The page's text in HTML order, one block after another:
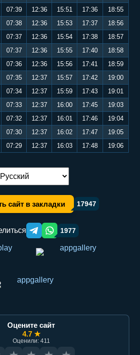
07:39 12:36 15:51 17:36
18:55
07:38 12:36 15:53 17:37
18:56
07:37 12:36 15:54 17:38
18:57
07:37 12:36 15:55 17:40
18:58
07:36 12:36 15:56 17:41
18:59
07:35 12:37 15:57 17:42
19:00
07:34 12:37 15:59 17:43
19:01
07:33 12:37 16:00 17:45
19:03
07:32 12:37 16:01 17:46
19:04
07:30 12:37 16:02 17:47
19:05
07:29 12:37 16:03 17:48 19:06
языка:
сайт в закладки 17947
Telegram orqali ulashish
WhatsApp orqali ulashish
1977
Оцените сайт
4.7 ★
Оценили: 411